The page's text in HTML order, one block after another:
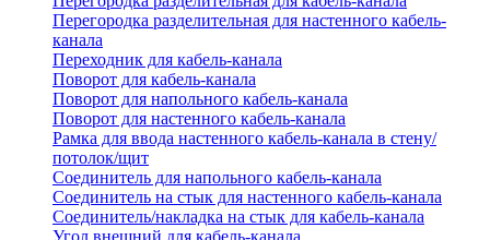
Перегородка разделительная для настенного кабель-
канала
Переходник для кабель-канала
Поворот для кабель-канала
Поворот для напольного кабель-канала
Поворот для настенного кабель-канала
Рамка для ввода настенного кабель-канала в стену/
потолок/щит
Соединитель для напольного кабель-канала
Соединитель на стык для настенного кабель-канала
Соединитель/накладка на стык для кабель-канала
Угол внешний для кабель-канала